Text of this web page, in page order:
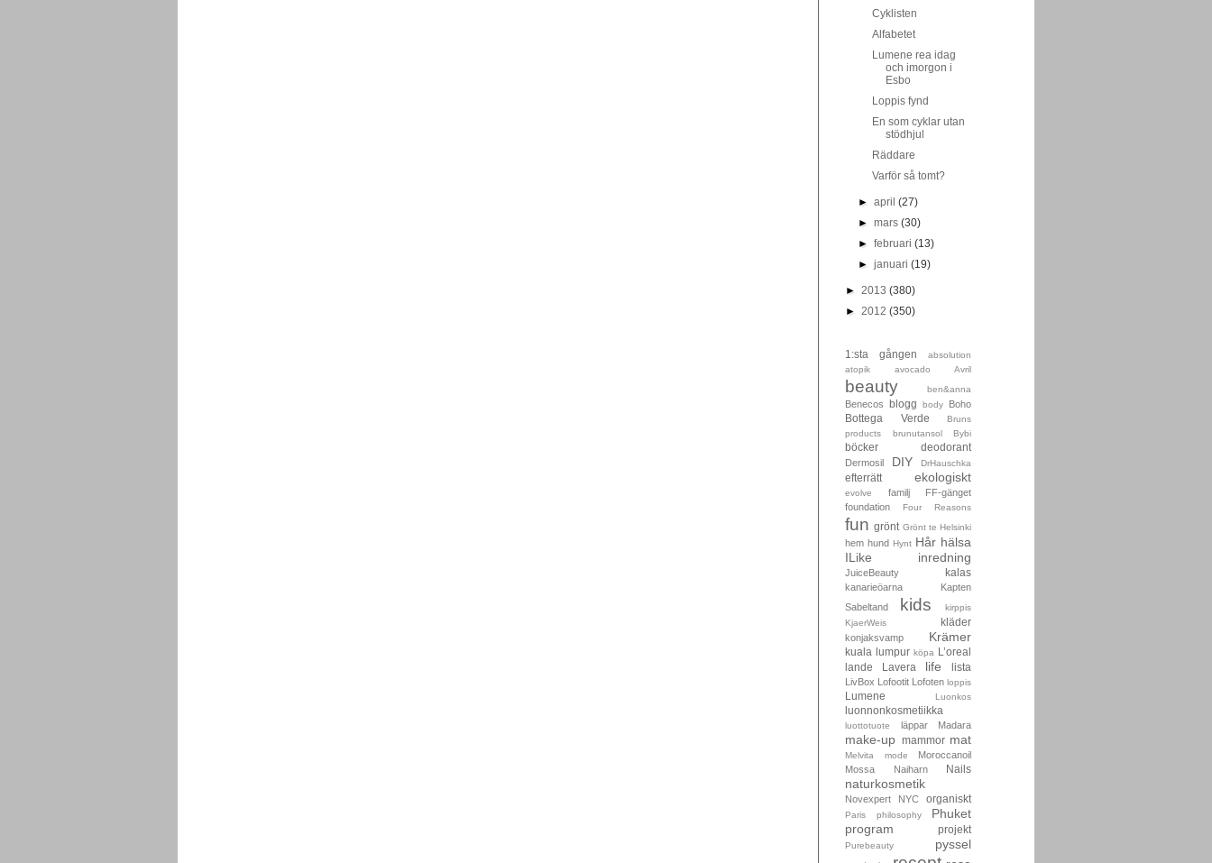
Cyklisten
Alfabetet
Lumene rea idag
och imorgon i
Esbo
Loppis fynd
En som cyklar utan
stödhjul
Räddare
Varför så tomt?
►april(27)
►mars(30)
►februari(13)
►januari(19)
► 2013 (380)
► 2012 (350)
1:sta gången
absolution
atopik
avocado Avril
beauty ben&anna
Benecos blogg body Boho
Bottega Verde
Bruns
products
brunutansol Bybi
böcker deodorant
Dermosil DIY DrHauschka
efterrätt ekologiskt
evolve familj
FF-gänget
foundation
Four Reasons
fun grönt Grönt te Helsinki
hem hund Hynt Hår hälsa
ILike
inredning
JuiceBeauty kalas
kanarieöarna
Kapten
Sabeltand
kids
kirppis
KjaerWeis
kläder
konjaksvamp Krämer
kuala lumpur köpa
L’oreal
lande
Lavera life lista
LivBox Lofootit Lofoten loppis
Lumene Luonkos
luonnonkosmetiikka
luottotuote läppar Madara
make-up mammor mat
Melvita mode
Moroccanoil
Mossa
Naiharn Nails
naturkosmetik
Novexpert NYC organiskt
Paris philosophy
Phuket
program
projekt
Purebeauty pyssel